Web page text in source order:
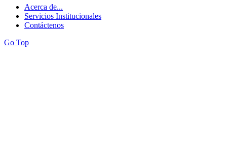
Acerca de...
Servicios Institucionales
Contáctenos
Go Top